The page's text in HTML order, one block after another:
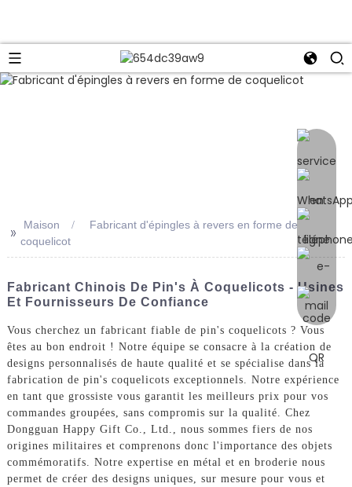
>> Maison
Fabricant d'épingles à revers en forme de
coquelicot
Fabricant Chinois De Pin's À Coquelicots - Usines
Et Fournisseurs De Confiance
Vous cherchez un fabricant fiable de pin's coquelicots ? Vous
êtes au bon endroit ! Notre équipe se consacre à la création de
designs personnalisés de haute qualité et se spécialise dans la
fabrication de pin's coquelicots exceptionnels. Notre expérience
en tant que grossiste vous garantit les meilleurs prix pour vos
commandes groupées, sans compromis sur la qualité. Chez
Dongguan Happy Gift Co., Ltd., nous sommes fiers de nos
origines militaires et comprenons donc l'importance des objets
commémoratifs. Notre expertise en métal et en broderie nous
permet de créer des designs uniques, sur mesure pour vous et